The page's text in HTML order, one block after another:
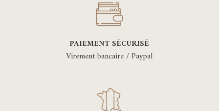
PAIEMENT SÉCURISÉ
Virement bancaire / Paypal